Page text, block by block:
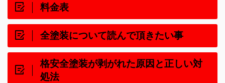
料金表
全塗装について読んで頂きたい事
格安全塗装が剥がれた原因と正しい対
処法